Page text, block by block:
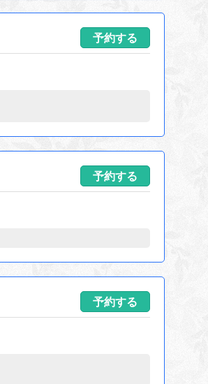
予約する
予約する
予約する